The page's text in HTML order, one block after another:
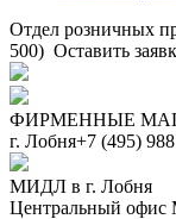
Отдел розничных
500) Оставить
ФИРМЕННЫЕ
г. Лобня+7 (495)
МИДЛ в г. Лобня
Центральный